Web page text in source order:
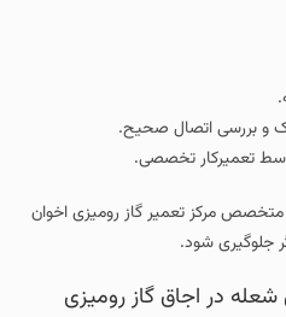
و بررسی اتصال صحیح.
تعمیرکار تخصصی.
مرکز تعمیر گاز رومیزی اخوان
جلوگیری شود.
در اجاق گاز رومیزی